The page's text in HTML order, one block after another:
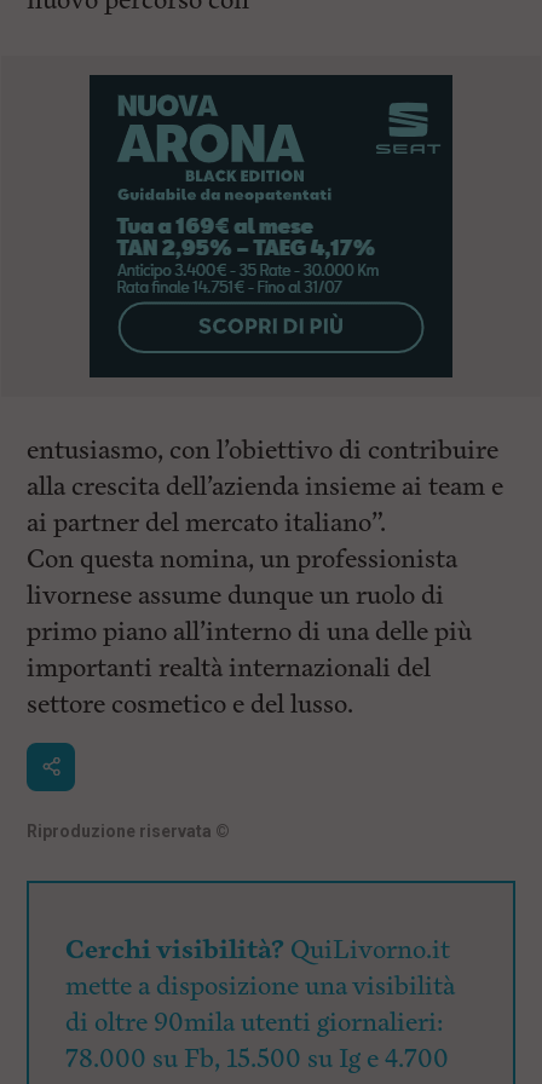
entusiasmo, con l’obiettivo di contribuire
alla crescita dell’azienda insieme ai team e
ai partner del mercato italiano”.
Con questa nomina, un professionista
livornese assume dunque un ruolo di
primo piano all’interno di una delle più
importanti realtà internazionali del
settore cosmetico e del lusso.
Riproduzione riservata ©
Cerchi visibilità? QuiLivorno.it
mette a disposizione una visibilità
di oltre 90mila utenti giornalieri:
78.000 su Fb, 15.500 su Ig e 4.700